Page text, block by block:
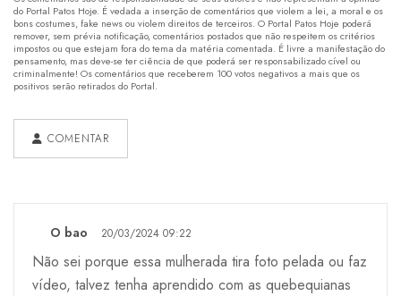
do Portal Patos Hoje. É vedada a inserção de comentários que violem a lei, a moral e os
bons costumes, fake news ou violem direitos de terceiros. O Portal Patos Hoje poderá
remover, sem prévia notificação, comentários postados que não respeitem os critérios
impostos ou que estejam fora do tema da matéria comentada. É livre a manifestação do
pensamento, mas deve-se ter ciência de que poderá ser responsabilizado cível ou
criminalmente! Os comentários que receberem 100 votos negativos a mais que os
positivos serão retirados do Portal.
COMENTAR
O bao 20/03/2024 09:22
Não sei porque essa mulherada tira foto pelada ou faz
vídeo, talvez tenha aprendido com as quebequianas